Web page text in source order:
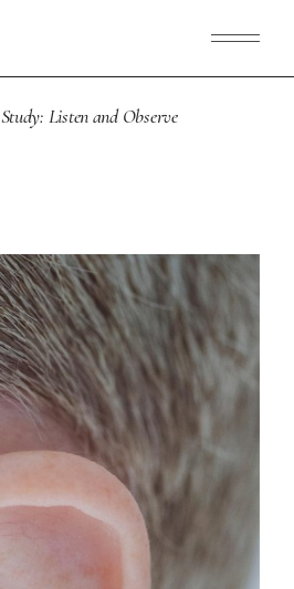
Study: Listen and Observe